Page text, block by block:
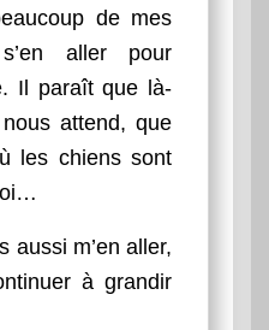
de mes
aller pour
Il paraît que là-
attend, que
les chiens sont
aussi m’en aller,
à grandir